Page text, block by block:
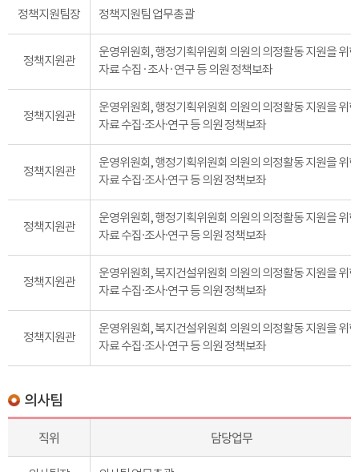
정책지원팀장 정책지원팀 업무총괄
정책지원관
운영위원회, 행정기획위원회 의원의 의정활동 지원을 위한
자료 수집 · 조사 · 연구 등 의원 정책보좌
정책지원관
운영위원회, 행정기획위원회 의원의 의정활동 지원을 위한
자료 수집·조사·연구 등 의원 정책보좌
정책지원관
운영위원회, 행정기획위원회 의원의 의정활동 지원을 위한
자료 수집·조사·연구 등 의원 정책보좌
정책지원관
운영위원회, 행정기획위원회 의원의 의정활동 지원을 위한
자료 수집·조사·연구 등 의원 정책보좌
정책지원관
운영위원회, 복지건설위원회 의원의 의정활동 지원을 위한
자료 수집·조사·연구 등 의원 정책보좌
정책지원관
운영위원회, 복지건설위원회 의원의 의정활동 지원을 위한
자료 수집·조사·연구 등 의원 정책보좌
의사팀
직위 담당업무